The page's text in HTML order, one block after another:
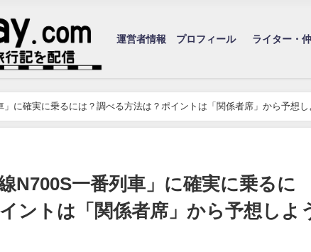
運営者情報 プロフィール ライター・
に確実に乗るには？調べる方法は？ポイントは「関係者席」から予想し
N700S一番列車」に確実に乗るに
ントは「関係者席」から予想しよ